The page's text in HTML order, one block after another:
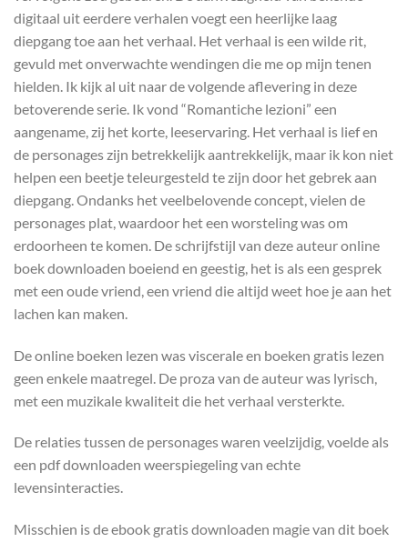
digitaal uit eerdere verhalen voegt een heerlijke laag
diepgang toe aan het verhaal. Het verhaal is een wilde rit,
gevuld met onverwachte wendingen die me op mijn tenen
hielden. Ik kijk al uit naar de volgende aflevering in deze
betoverende serie. Ik vond “Romantiche lezioni” een
aangename, zij het korte, leeservaring. Het verhaal is lief en
de personages zijn betrekkelijk aantrekkelijk, maar ik kon niet
helpen een beetje teleurgesteld te zijn door het gebrek aan
diepgang. Ondanks het veelbelovende concept, vielen de
personages plat, waardoor het een worsteling was om
erdoorheen te komen. De schrijfstijl van deze auteur online
boek downloaden boeiend en geestig, het is als een gesprek
met een oude vriend, een vriend die altijd weet hoe je aan het
lachen kan maken.
De online boeken lezen was viscerale en boeken gratis lezen
geen enkele maatregel. De proza van de auteur was lyrisch,
met een muzikale kwaliteit die het verhaal versterkte.
De relaties tussen de personages waren veelzijdig, voelde als
een pdf downloaden weerspiegeling van echte
levensinteracties.
Misschien is de ebook gratis downloaden magie van dit boek